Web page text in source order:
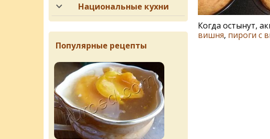
Когда остынут,
вишня, пироги с
Национальные кухни
Популярные рецепты